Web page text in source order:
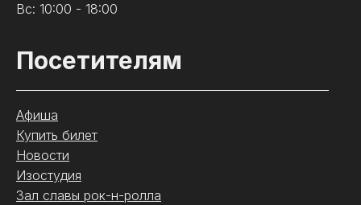
Вс: 10:00 - 18:00
Посетителям
Афиша
Купить билет
Новости
Изостудия
Зал славы рок-н-ролла